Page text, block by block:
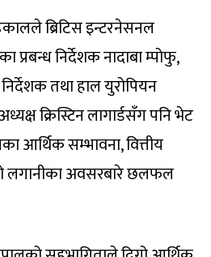
ब्रिटिस इन्टरनेसनल
निर्देशक नादाबा म्पोफु,
तथा हाल युरोपियन
क्रिस्टिन लागार्डसँग पनि भेट
आर्थिक सम्भावना, वित्तीय
लगानीका अवसरबारे छलफल